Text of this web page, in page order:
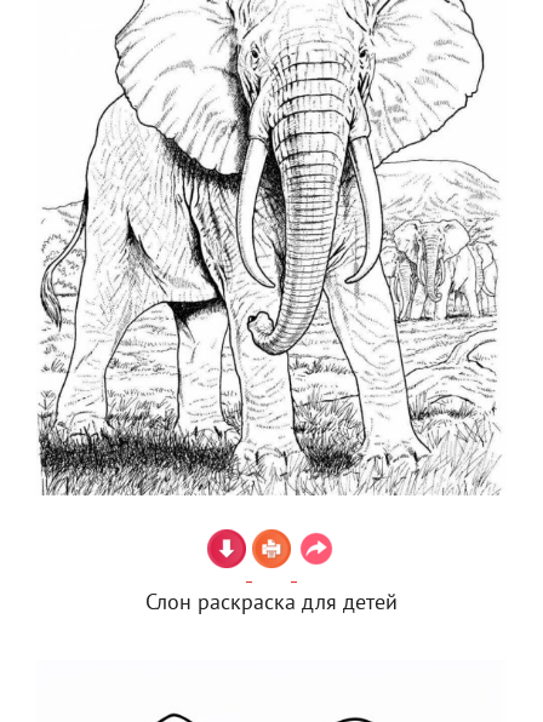
Слон раскраска для детей